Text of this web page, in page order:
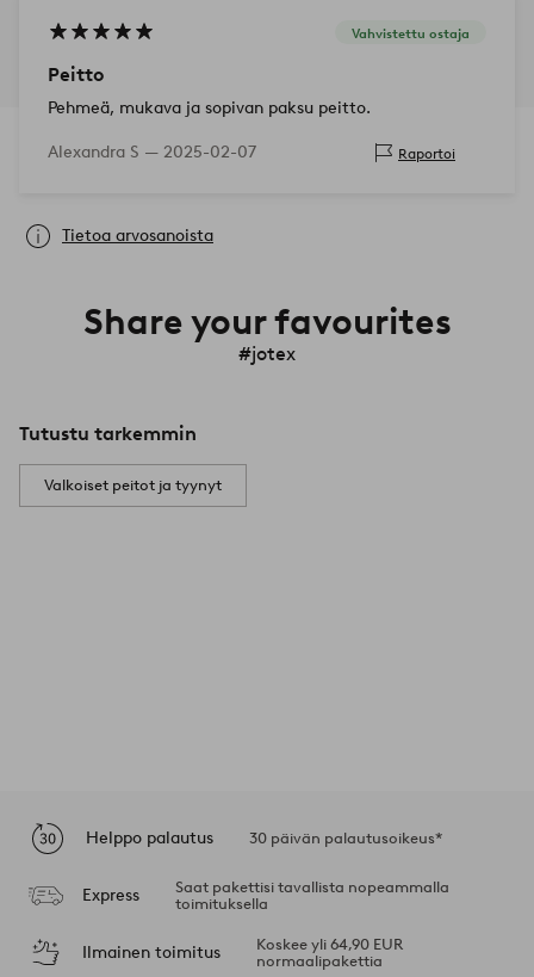
Vahvistettu ostaja
Peitto
Pehmeä, mukava ja sopivan paksu peitto.
Alexandra S — 2025-02-07 Raportoi
Tietoa arvosanoista
Share your favourites
#jotex
Tutustu tarkemmin
Valkoiset peitot ja tyynyt
Helppo palautus 30 päivän palautusoikeus*
Express
Saat pakettisi tavallista nopeammalla
toimituksella
Ilmainen toimitus
Koskee yli 64,90 EUR
normaalipakettia